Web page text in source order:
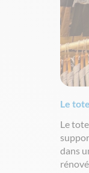
Le
Le
dans